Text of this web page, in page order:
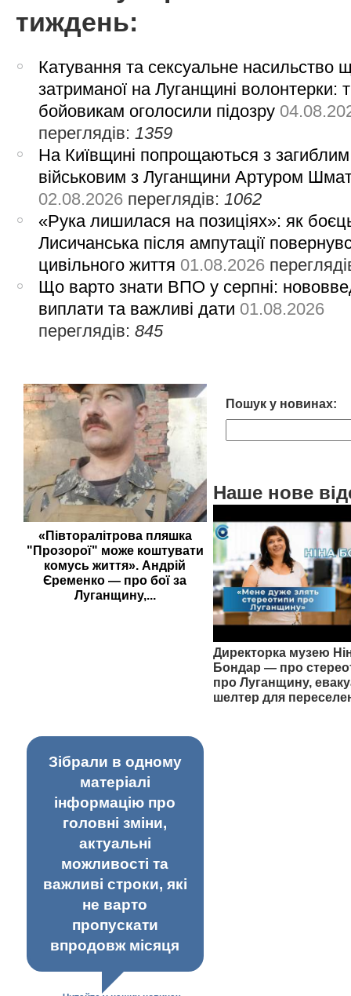
тиждень:
Катування та сексуальне насильство
затриманої на Луганщині волонтерки:
бойовикам оголосили підозру
переглядів:1359
На Київщині попрощаються з загиблим
військовим з Луганщини Артуром
02.08.2026 переглядів:1062
«Рука лишилася на позиціях»: як
Лисичанська після ампутації
цивільного життя 01.08.2026
Що варто знати ВПО у серпні:
виплати та важливі дати 01.08.2026
переглядів:845
«Півторалітрова пляшка
"Прозорої" може коштувати
комусь життя». Андрій
Єременко — про бої за
Луганщину,...
Пошук у новинах:
Наше нове
Директорка музею
Бондар — про
про Луганщину,
шелтер для
Зібрали в одному
матеріалі
інформацію про
головні зміни,
актуальні
можливості та
важливі строки, які
не варто
пропускати
впродовж місяця